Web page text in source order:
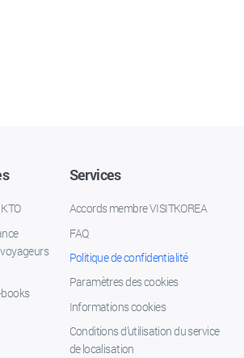
Services
Accords membre VISITKOREA
FAQ
Politique de confidentialité
Paramètres des cookies
Informations cookies
Conditions d’utilisation du service
de localisation